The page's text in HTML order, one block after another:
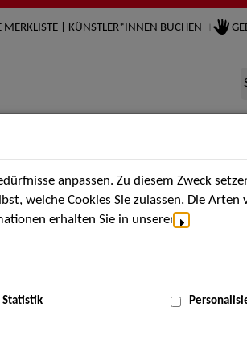
MERKLISTE | KÜNSTLER*INNEN BUCHEN
uns Aktuelles Termine
MENÜ
anpassen. Zu diesem Zweck
welche Cookies Sie zulassen. Die Arten
erhalten Sie in unserer
Statistik